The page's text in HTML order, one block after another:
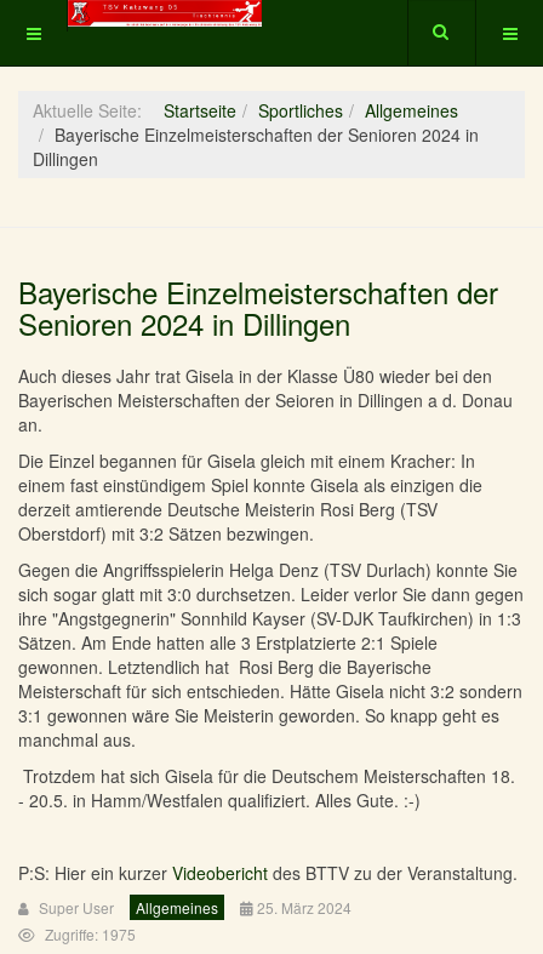
Aktuelle Seite: Startseite Sportliches
Allgemeines
Bayerische Einzelmeisterschaften der Senioren 2024 in
Dillingen
Bayerische Einzelmeisterschaften der
Senioren 2024 in Dillingen
Auch dieses Jahr trat Gisela in der Klasse Ü80 wieder bei den
Bayerischen Meisterschaften der Seioren in Dillingen a d. Donau
an.
Die Einzel begannen für Gisela gleich mit einem Kracher: In
einem fast einstündigem Spiel konnte Gisela als einzigen die
derzeit amtierende Deutsche Meisterin Rosi Berg (TSV
Oberstdorf) mit 3:2 Sätzen bezwingen.
Gegen die Angriffsspielerin Helga Denz (TSV Durlach) konnte Sie
sich sogar glatt mit 3:0 durchsetzen. Leider verlor Sie dann gegen
ihre "Angstgegnerin" Sonnhild Kayser (SV-DJK Taufkirchen) in 1:3
Sätzen. Am Ende hatten alle 3 Erstplatzierte 2:1 Spiele
gewonnen. Letztendlich hat Rosi Berg die Bayerische
Meisterschaft für sich entschieden. Hätte Gisela nicht 3:2 sondern
3:1 gewonnen wäre Sie Meisterin geworden. So knapp geht es
manchmal aus.
Trotzdem hat sich Gisela für die Deutschem Meisterschaften 18.
- 20.5. in Hamm/Westfalen qualifiziert. Alles Gute. :-)
P:S: Hier ein kurzer Videobericht des BTTV zu der Veranstaltung.
Super User Allgemeines
25. März 2024
Zugriffe: 1975